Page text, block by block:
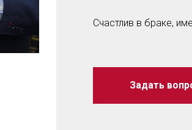
Счастлив в браке,
Задать